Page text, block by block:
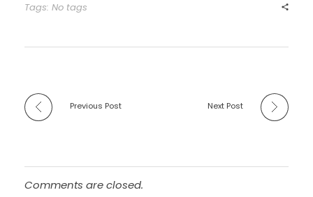
Tags: No tags
Previous Post Next Post
Comments are closed.